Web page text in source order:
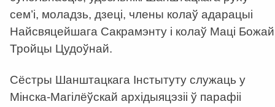
сем’і, моладзь, дзеці, члены колаў адарацыі
Найсвяцейшага Сакрамэнту і колаў Маці Божай
Тройцы Цудоўнай.
Сёстры Шанштацкага Інстытуту служаць у
Мінска-Магілёўскай архідыяцэзіі ў парафіі